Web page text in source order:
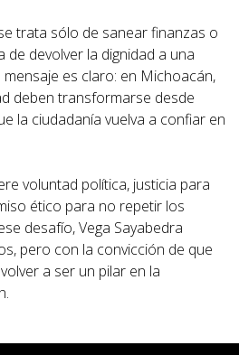
trata sólo de sanear finanzas o
devolver la dignidad a una
es claro: en Michoacán,
deben transformarse desde
la ciudadanía vuelva a confiar en
voluntad política, justicia para
ético para no repetir los
desafío, Vega Sayabedra
pero con la convicción de que
a ser un pilar en la